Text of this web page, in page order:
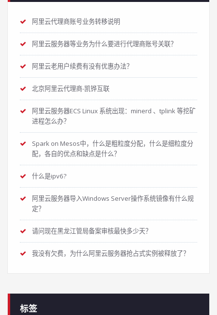
阿里云代理商账号业务转移说明
阿里云服务器等业务为什么要进行代理商账号关联？
阿里云老用户续费有没有优惠办法？
北京阿里云代理商-凯铧互联
阿里云服务器ECS Linux 系统出现：minerd 、tplink 等挖矿
进程怎么办？
Spark on Mesos中，什么是粗粒度分配，什么是细粒度分
配，各自的优点和缺点是什么？
什么是ipv6?
阿里云服务器导入Windows Server操作系统镜像有什么规
定？
请问现在黑龙江管局备案审核最快多少天？
我没有欠费，为什么阿里云服务器抢占式实例被释放了？
标签